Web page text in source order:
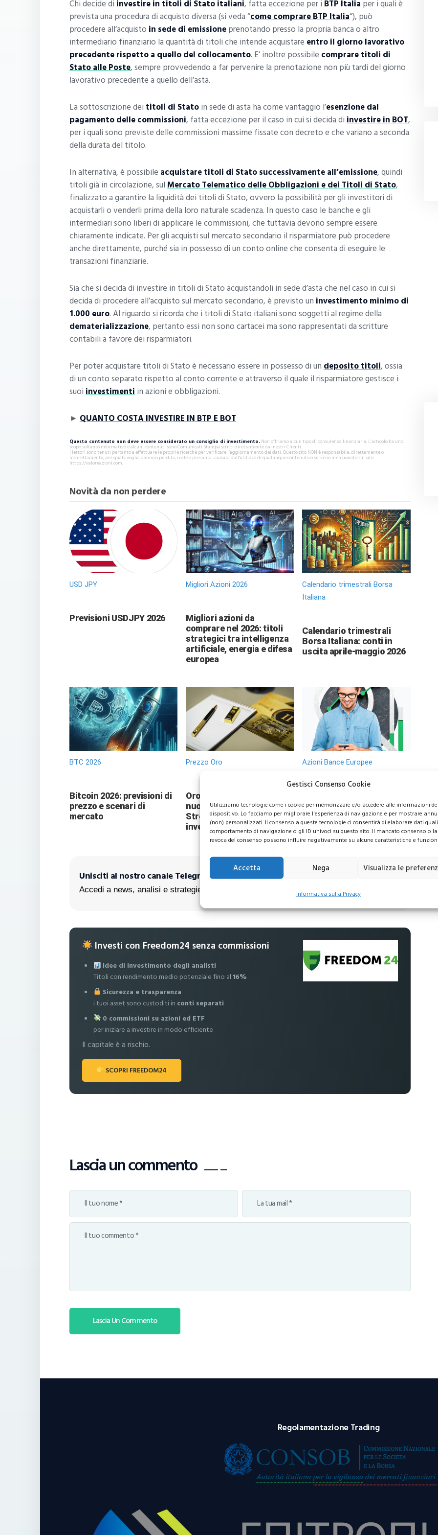
Gestisci Consenso Cookie
Utilizziamo tecnologie come i cookie per memorizzare e/o accedere alle informazioni del
dispositivo. Lo facciamo per migliorare l'esperienza di navigazione e per mostrare
(non) personalizzati. Il consenso a queste tecnologie ci consentirà di elaborare dati
comportamento di navigazione o gli ID univoci su questo sito. Il mancato consenso o la
revoca del consenso possono influire negativamente su alcune caratteristiche e
Accetta Nega Visualizza le
Informativa sulla Privacy
Chi decide di investire in titoli di Stato italiani, fatta eccezione per i BTP Italia per i quali è
prevista una procedura di acquisto diversa (si veda “come comprare BTP Italia“), può
procedere all’acquisto in sede di emissioneprenotando presso la propria banca o altro
intermediario finanziario la quantità di titoli che intende acquistare entro il giorno lavorativo
precedente rispetto a quello del collocamento. E’ inoltre possibilecomprare titoli di
Stato alle Poste, sempre provvedendo a far pervenire la prenotazione non più tardi del giorno
lavorativo precedente a quello dell’asta.
La sottoscrizione dei titoli di Statoin sede di asta ha come vantaggio l’esenzione dal
pagamento delle commissioni, fatta eccezione per il caso in cui si decida diinvestire in BOT,
per i quali sono previste delle commissioni massime fissate con decreto e che variano a seconda
della durata del titolo.
In alternativa, è possibile acquistare titoli di Stato successivamente all’emissione, quindi
titoli già in circolazione, sulMercato Telematico delle Obbligazioni e dei Titoli di Stato,
finalizzato a garantire la liquidità dei titoli di Stato, ovvero la possibilità per gli investitori di
acquistarli o venderli prima della loro naturale scadenza. In questo caso le banche e gli
intermediari sono liberi di applicare le commissioni, che tuttavia devono sempre essere
chiaramente indicate. Per gli acquisti sul mercato secondario il risparmiatore può procedere
anche direttamente, purché sia in possesso di un conto online che consenta di eseguire le
transazioni finanziarie.
Sia che si decida di investire in titoli di Stato acquistandoli in sede d’asta che nel caso in cui si
decida di procedere all’acquisto sul mercato secondario, è previsto un investimento minimo di
1.000 euro. Al riguardo si ricorda che i titoli di Stato italiani sono soggetti al regime della
dematerializzazione, pertanto essi non sono cartacei ma sono rappresentati da scritture
contabili a favore dei risparmiatori.
Per poter acquistare titoli di Stato è necessario essere in possesso di undeposito titoli, ossia
di un conto separato rispetto al conto corrente e attraverso il quale il risparmiatore gestisce i
suoiinvestimentiin azioni e obbligazioni.
► QUANTO COSTA INVESTIRE IN BTP E BOT
Questo contenuto non deve essere considerato un consiglio di investimento.Non offriamo alcun tipo di consulenza finanziaria. L’articolo ha uno
scopo soltanto informativo e alcuni contenuti sono Comunicati Stampa scritti direttamente dai nostri Clienti.
I lettori sono tenuti pertanto a effettuare le proprie ricerche per verificare l’aggiornamento dei dati. Questo sito NON è responsabile, direttamente o
indirettamente, per qualsivoglia danno o perdita, reale o presunta, causata dall'utilizzo di qualunque contenuto o servizio menzionato sul sito
https://valoreazioni.com.
Novità da non perdere
USD JPY
Previsioni USDJPY 2026
Migliori Azioni 2026
Migliori azioni da
comprare nel 2026: titoli
strategici tra intelligenza
artificiale, energia e difesa
europea
Calendario trimestrali Borsa
Italiana
Calendario trimestrali
Borsa Italiana: conti in
uscita aprile-maggio 2026
BTC 2026
Bitcoin 2026: previsioni di
prezzo e scenari di
mercato
Prezzo Oro
Oro verso 6.000 dollari? Le
nuove previsioni di Wall
Street sorprendono gli
investitori
Azioni Bance Europee
mettere nel mirino nei
prossimi mesi
Unisciti al nostro canale Telegram!
Accedi a news, analisi e strategie esclusive per i tuoi investimenti
Investi con Freedom24 senza commissioni
Idee di investimento degli analisti
Titoli con rendimento medio potenziale fino al16%
Sicurezza e trasparenza
i tuoi asset sono custoditi in conti separati
0 commissioni su azioni ed ETF
per iniziare a investire in modo efficiente
Il capitale è a rischio.
SCOPRI FREEDOM24
Lascia un commento
Regolamentazione Trading